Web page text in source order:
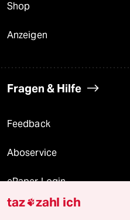
Shop
Anzeigen
Fragen & Hilfe
Feedback
Aboservice
ePaper Login
Downloads für Abonnierende
taz zahl ich